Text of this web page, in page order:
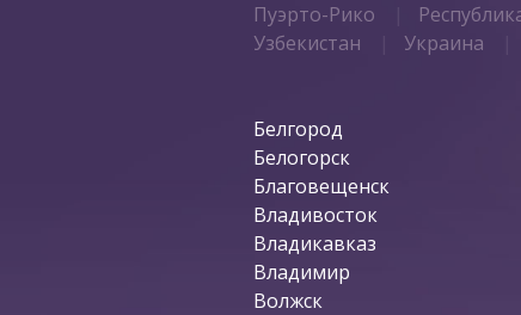
Пуэрто-Рико
Узбекистан
Украина
Белгород
Белогорск
Благовещенск
Владивосток
Владикавказ
Владимир
Волжск